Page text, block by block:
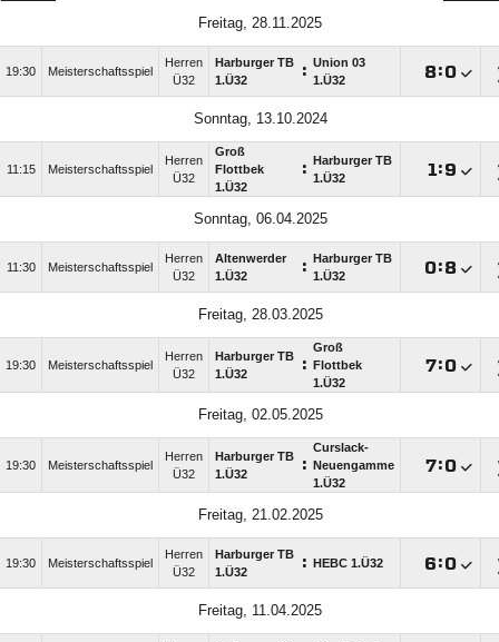
Freitag, 28.11.2025
19:30 Meisterschaftsspiel
Herren
Ü32
Harburger TB
1.Ü32
: Union 03
1.Ü32
:
Sonntag, 13.10.2024
11:15 Meisterschaftsspiel
Herren
Ü32
Groß
Flottbek
1.Ü32
:
Harburger TB
1.Ü32
:
Sonntag, 06.04.2025
11:30 Meisterschaftsspiel
Herren
Ü32
Altenwerder
1.Ü32
:
Harburger TB
1.Ü32
:
Freitag, 28.03.2025
19:30 Meisterschaftsspiel
Herren
Ü32
Harburger TB
1.Ü32
:
Groß
Flottbek
1.Ü32
:
Freitag, 02.05.2025
19:30 Meisterschaftsspiel
Herren
Ü32
Harburger TB
1.Ü32
:
Curslack-
Neuengamme
1.Ü32
:
Freitag, 21.02.2025
19:30 Meisterschaftsspiel
Herren
Ü32
Harburger TB
1.Ü32
: HEBC 1.Ü32 :
Freitag, 11.04.2025